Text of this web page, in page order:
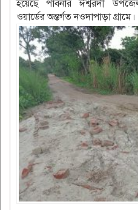
হয়েছে পাবনার ঈশ্বরদী
ওয়ার্ডের অন্তর্গত নওদাপাড়া গ্রামে।